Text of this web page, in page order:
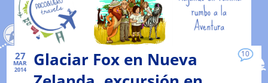
27
MAR
2014
10
Glaciar Fox en Nueva